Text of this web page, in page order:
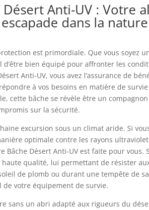
Anti-UV : Votre
dans la
est primordiale. Que vous soyez
d’être bien équipé pour affronter les
Anti-UV, vous avez l’assurance de
à vos besoins en matière de
cette bâche se révèle être un
sur la sécurité.
excursion sous un climat aride. Si
optimale contre les rayons
Désert Anti-UV est faite pour vous.
qualité, lui permettant de résister
de plomb ou durant une tempête de
votre équipement de survie.
sans un abri adapté aux rigueurs du